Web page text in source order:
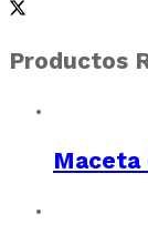
Productos
Maceta